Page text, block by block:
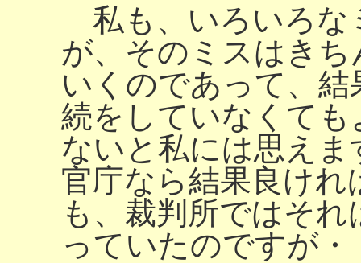
私も、いろいろな
が、そのミスはき
いくのであって、
続をしていなくて
ないと私には思え
官庁なら結果良け
も、裁判所ではそ
っていたのですが・